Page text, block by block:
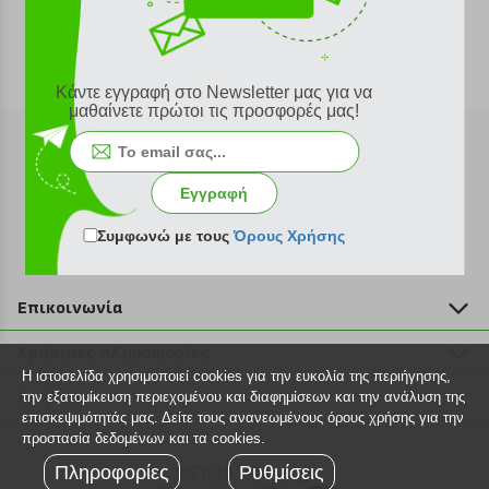
Εγγραφή στο newsletter
Επικοινωνία
211 2000 700
info@plus4u.gr
Η εταιρία
Σημεία παραλαβής
Ευκαιρίες καριέρας
Όροι χρήσης
Βοήθεια
Εξέλιξη παραγγελίας
Τρόποι παραγγελίας©2026 Plus4u.gr
Κάντε εγγραφή στο Newsletter μας για να
μαθαίνετε πρώτοι τις προσφορές μας!
Εγγραφή
Συμφωνώ με τουςΌρους Χρήσης
Η ιστοσελίδα χρησιμοποιεί cookies για την ευκολία της περιήγησης,
την εξατομίκευση περιεχομένου και διαφημίσεων και την ανάλυση της
επισκεψιμότητάς μας. Δείτε τους ανανεωμένους όρους χρήσης για την
προστασία δεδομένων και τα cookies.
Πληροφορίες Ρυθμίσεις